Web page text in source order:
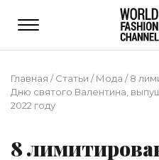
Главная /Статьи /Мода /8
Дню святого Валентина,
2022 году
8